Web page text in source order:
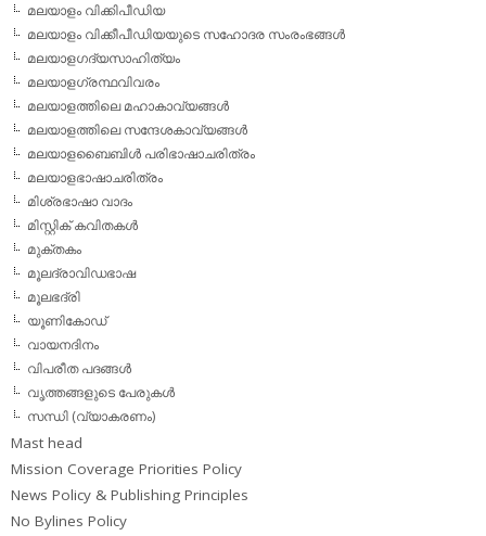
മലയാളം വിക്കിപീഡിയ
മലയാളം വിക്കീപീഡിയയുടെ സഹോദര സംരംഭങ്ങള്‍
മലയാളഗദ്യസാഹിത്യം
മലയാളഗ്രന്ഥവിവരം
മലയാളത്തിലെ മഹാകാവ്യങ്ങള്‍
മലയാളത്തിലെ സന്ദേശകാവ്യങ്ങള്‍
മലയാളബൈബിള്‍ പരിഭാഷാചരിത്രം
മലയാളഭാഷാചരിത്രം
മിശ്രഭാഷാ വാദം
മിസ്റ്റിക് കവിതകള്‍
മുക്തകം
മൂലദ്രാവിഡഭാഷ
മൂലഭദ്രി
യൂണികോഡ്
വായനദിനം
വിപരീത പദങ്ങള്‍
വൃത്തങ്ങളുടെ പേരുകള്‍
സന്ധി (വ്യാകരണം)
Mast head
Mission Coverage Priorities Policy
News Policy & Publishing Principles
No Bylines Policy